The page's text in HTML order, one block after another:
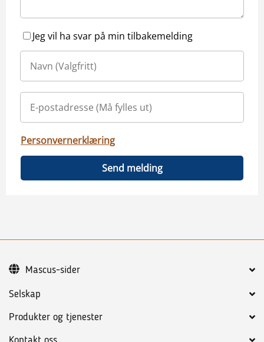
Jeg vil ha svar på min tilbakemelding
Personvernerklæring
Send melding
Selskap
Produkter og tjenester
Mascus-sider